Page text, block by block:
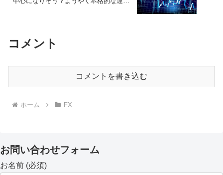
コメント
コメントを書き込む
ホーム FX
お問い合わせフォーム
お名前 (必須)